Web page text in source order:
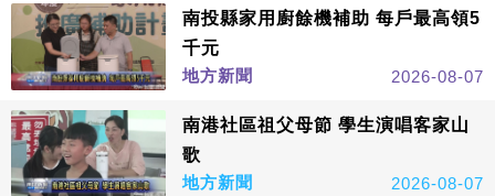
南投縣家用廚餘機補助 每戶最高領5
千元
地方新聞
2026-08-07
南港社區祖父母節 學生演唱客家山
歌
地方新聞
2026-08-07